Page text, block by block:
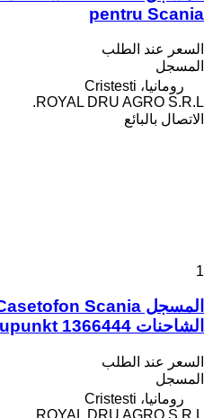
pentru Scania
السعر عند الطلب
المسجل
رومانيا، Cristesti
ROYAL DRU AGRO S.R.L.
الاتصال بالبائع
1
الشاحنات Blaupunkt 1366444
السعر عند الطلب
المسجل
رومانيا، Cristesti
ROYAL DRU AGRO S.R.L.